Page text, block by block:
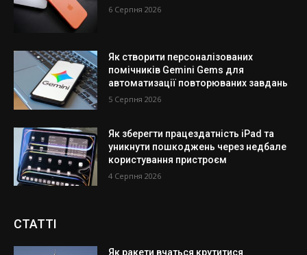
6 Серпня 2026
Як створити персоналізованих
помічників Gemini Gems для
автоматизації повторюваних завдань
5 Серпня 2026
Як зберегти працездатність iPad та
уникнути пошкоджень через недбале
користування пристроєм
4 Серпня 2026
СТАТТІ
Як ракети вчаться крутитися